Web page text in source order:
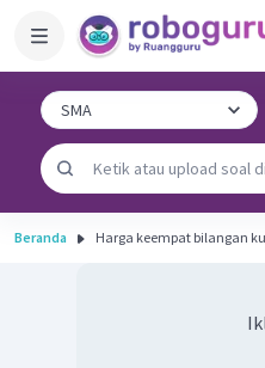
Beranda Harga keempat bilangan